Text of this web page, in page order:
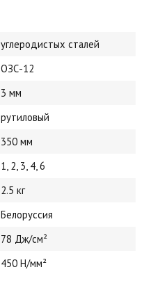
углеродистых сталей
ОЗС-12
3 мм
рутиловый
350 мм
1, 2, 3, 4, 6
2.5 кг
Белоруссия
78 Дж/см²
450 Н/мм²